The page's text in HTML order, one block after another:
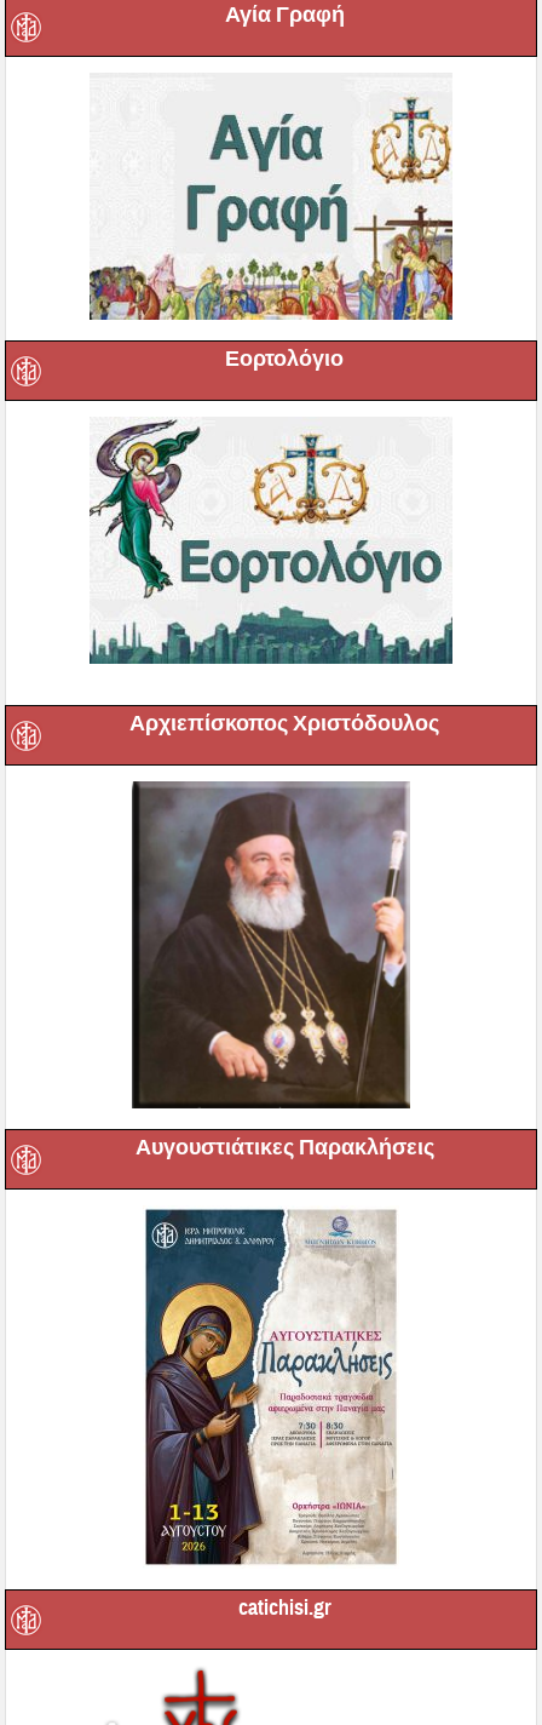
Αγία Γραφή
Εορτολόγιο
Αρχιεπίσκοπος Χριστόδουλος
Αυγουστιάτικες Παρακλήσεις
catichisi.gr